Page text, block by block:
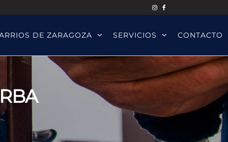
DE ZARAGOZA SERVICIOS CONTACTO